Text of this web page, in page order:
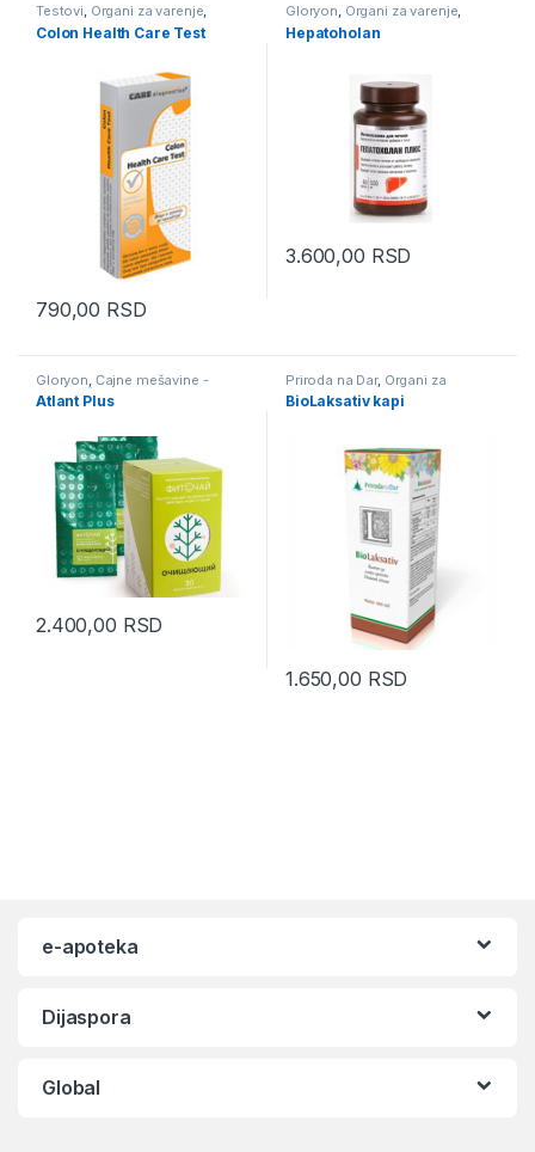
Testovi Organi za varenje
Urinarni trakt
Colon Health Care Test
790,00 RSD
Gloryon Organi za varenje
Paraziti
Hepatoholan
3.600,00 RSD
Gloryon Čajne mešavine -
lekoviti čajevi
Paraziti
Atlant Plus
2.400,00 RSD
Priroda na Dar, Organi za
varenje Laksansi
BioLaksativ kapi
1.650,00 RSD
e-apoteka
Dijaspora
Global